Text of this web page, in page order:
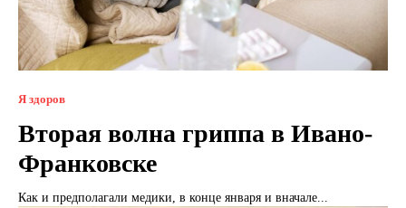
Я здоров
Вторая волна гриппа в Ивано-
Франковске
Как и предполагали медики, в конце января и вначале...